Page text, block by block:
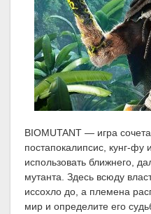
BIOMUTANT — игра
постапокалипсис, кунг-
использовать ближнего,
мутанта. Здесь всюду
иссохло до, а племена
мир и определите его